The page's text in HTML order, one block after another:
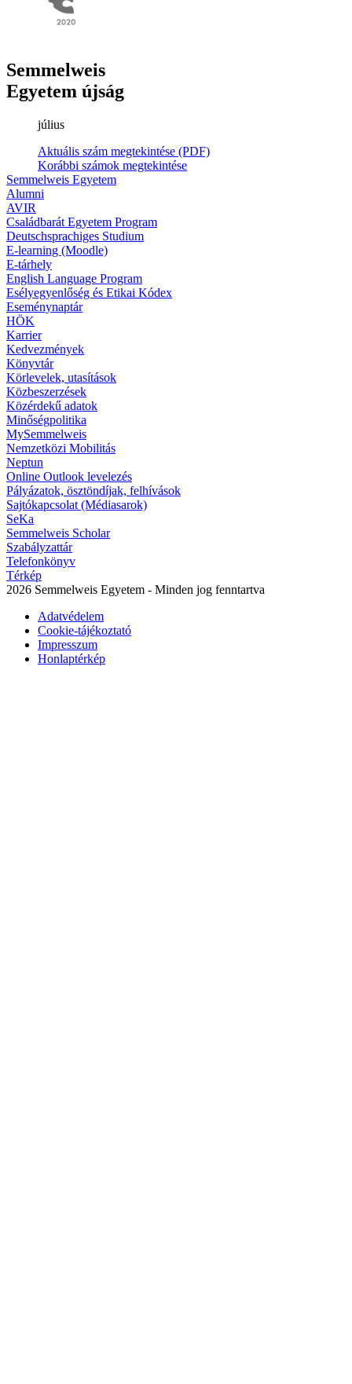
Semmelweis
Egyetem újság
július
Aktuális szám megtekintése (PDF)
Korábbi számok megtekintése
Semmelweis Egyetem
Alumni
AVIR
Családbarát Egyetem Program
Deutschsprachiges Studium
E-learning (Moodle)
E-tárhely
English Language Program
Esélyegyenlőség és Etikai Kódex
Eseménynaptár
HÖK
Karrier
Kedvezmények
Könyvtár
Körlevelek, utasítások
Közbeszerzések
Közérdekű adatok
Minőségpolitika
MySemmelweis
Nemzetközi Mobilitás
Neptun
Online Outlook levelezés
Pályázatok, ösztöndíjak, felhívások
Sajtókapcsolat (Médiasarok)
SeKa
Semmelweis Scholar
Szabályzattár
Telefonkönyv
Térkép
2026 Semmelweis Egyetem - Minden jog fenntartva
Adatvédelem
Cookie-tájékoztató
Impresszum
Honlaptérkép